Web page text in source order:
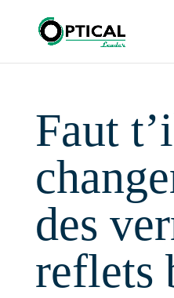
Faut
des
reflets